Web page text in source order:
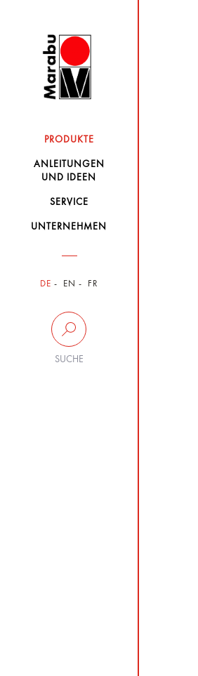
PRODUKTE
ANLEITUNGEN
UND IDEEN
SERVICE
UNTERNEHMEN
DE EN FR
SUCHE